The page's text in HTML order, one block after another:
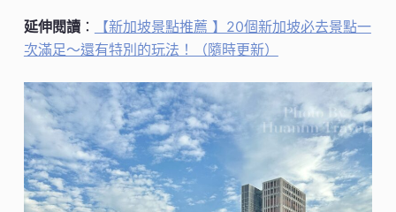
延伸閱讀：
【新加坡景點推薦 】20個新加坡必去景點一
次滿足～還有特別的玩法！（隨時更新）